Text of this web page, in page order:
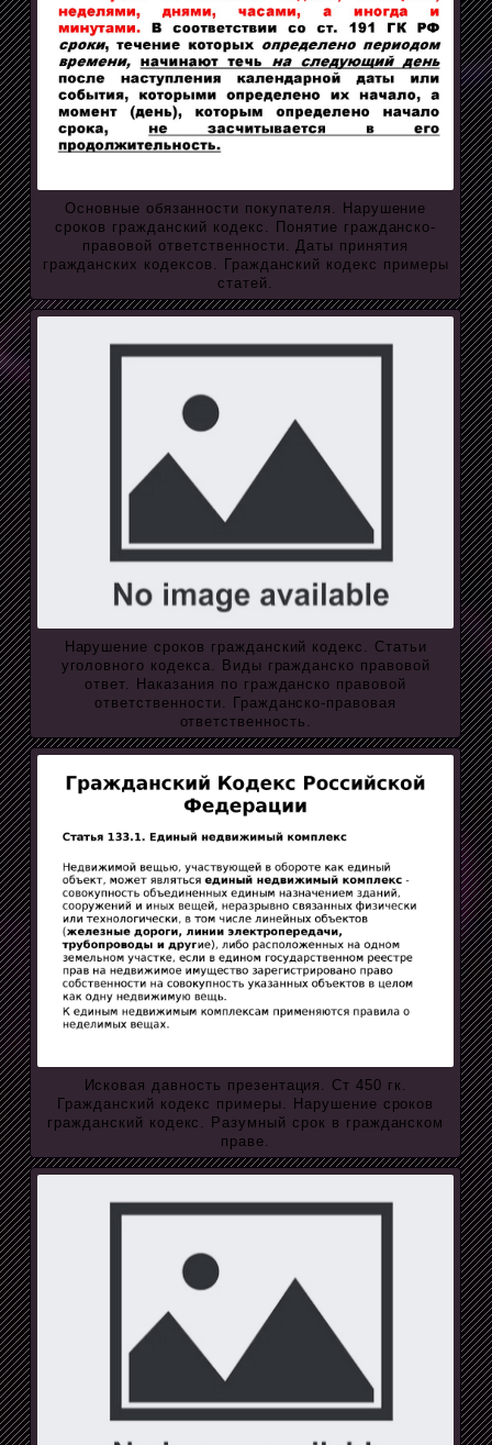
Основные обязанности покупателя. Нарушение
сроков гражданский кодекс. Понятие гражданско-
правовой ответственности. Даты принятия
гражданских кодексов. Гражданский кодекс примеры
статей.
Нарушение сроков гражданский кодекс. Статьи
уголовного кодекса. Виды гражданско правовой
ответ. Наказания по гражданско правовой
ответственности. Гражданско-правовая
ответственность.
Исковая давность презентация. Ст 450 гк.
Гражданский кодекс примеры. Нарушение сроков
гражданский кодекс. Разумный срок в гражданском
праве.